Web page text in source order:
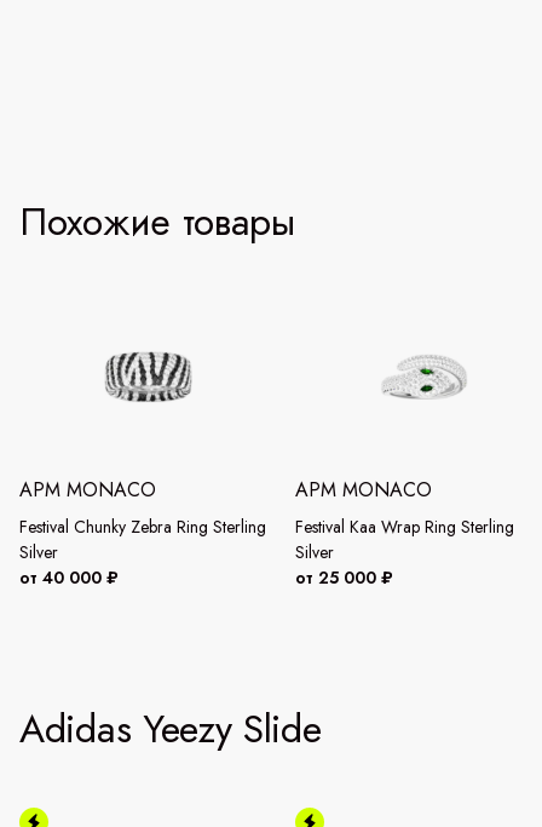
Похожие товары
APM MONACO
Festival Chunky Zebra Ring Sterling
Silver
от 40 000 ₽
APM MONACO
Festival Kaa Wrap Ring Sterling
Silver
от 25 000 ₽
Adidas Yeezy Slide